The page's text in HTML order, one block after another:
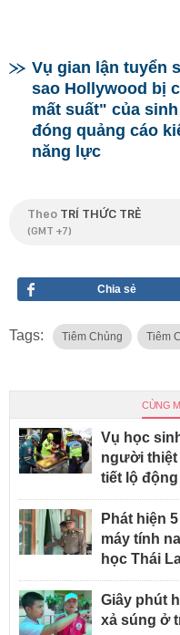
Vụ gian lận tuyển
sao Hollywood bị
mất suất" của
đóng quảng cáo
năng lực
Theo TRÍ THỨC TRẺ
(GMT +7)
Chia sẻ
Tags: Tiêm Chủng Tiêm
CÙNG
Vụ học
người thiệt
tiết lộ
Phát hiện
máy tính
học Thái
Giây phút
xả súng ở